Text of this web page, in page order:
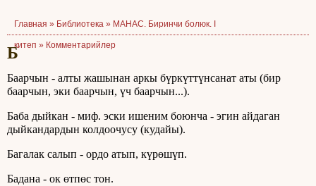
Главная » Библиотека » МАНАС. Биринчи болюк. I
китеп » Комментарийлер
Б
Баарчын - алты жашынан аркы бүркүттүнсанат аты (бир
баарчын, эки баарчын, үч баарчын...).
Баба дыйкан - миф. эски ишеним боюнча - эгин айдаган
дыйкандардын колдоочусу (кудайы).
Багалак салып - ордо атып, күрөшүп.
Бадана - ок өтпөс тон.